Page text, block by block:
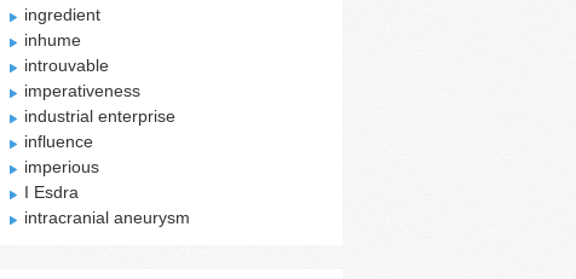
ingredient
inhume
introuvable
imperativeness
industrial enterprise
influence
imperious
I Esdra
intracranial aneurysm